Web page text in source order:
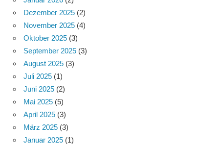
Dezember 2025 (2)
November 2025 (4)
Oktober 2025 (3)
September 2025 (3)
August 2025 (3)
Juli 2025 (1)
Juni 2025 (2)
Mai 2025 (5)
April 2025 (3)
März 2025 (3)
Januar 2025 (1)